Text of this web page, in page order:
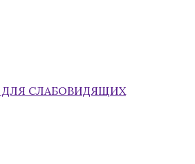
ДЛЯ СЛАБОВИДЯЩИХ